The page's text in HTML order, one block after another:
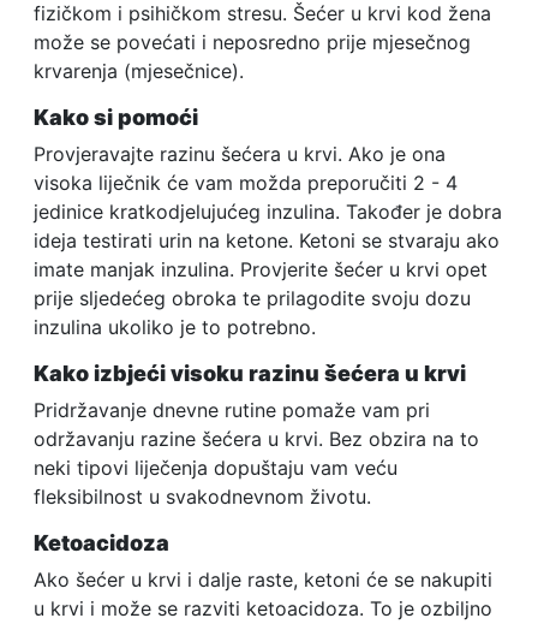
fizičkom i psihičkom stresu. Šećer u krvi kod žena
može se povećati i neposredno prije mjesečnog
krvarenja (mjesečnice).
Kako si pomoći
Provjeravajte razinu šećera u krvi. Ako je ona
visoka liječnik će vam možda preporučiti 2 - 4
jedinice kratkodjelujućeg inzulina. Također je dobra
ideja testirati urin na ketone. Ketoni se stvaraju ako
imate manjak inzulina. Provjerite šećer u krvi opet
prije sljedećeg obroka te prilagodite svoju dozu
inzulina ukoliko je to potrebno.
Kako izbjeći visoku razinu šećera u krvi
Pridržavanje dnevne rutine pomaže vam pri
održavanju razine šećera u krvi. Bez obzira na to
neki tipovi liječenja dopuštaju vam veću
fleksibilnost u svakodnevnom životu.
Ketoacidoza
Ako šećer u krvi i dalje raste, ketoni će se nakupiti
u krvi i može se razviti ketoacidoza. To je ozbiljno